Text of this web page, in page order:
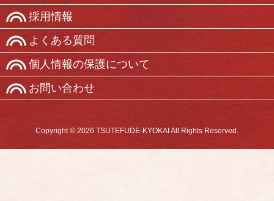
採用情報
よくある質問
個人情報の保護について
お問い合わせ
Copyright © 2026 TSUTEFUDE-KYOKAI All Rights Reserved.